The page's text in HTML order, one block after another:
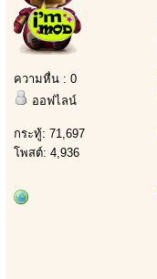
ความหื่น : 0
ออฟไลน์
กระทู้: 71,697
โพสต์: 4,936